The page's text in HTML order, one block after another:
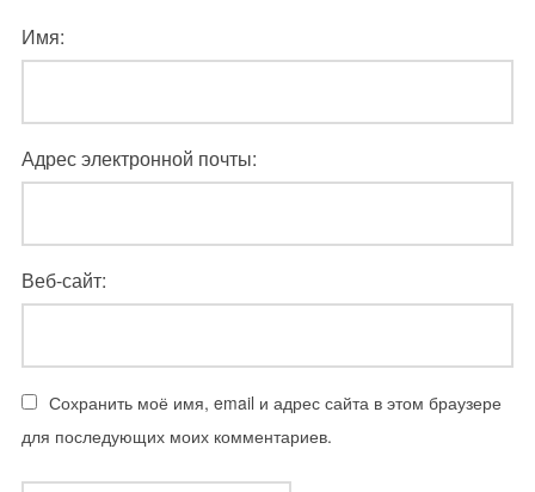
Имя:
Адрес электронной почты:
Веб-сайт:
Сохранить моё имя, email и адрес сайта в этом браузере
для последующих моих комментариев.